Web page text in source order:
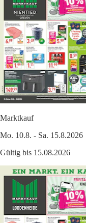
Marktkauf
Mo. 10.8. - Sa. 15.8.2026
Gültig bis 15.08.2026